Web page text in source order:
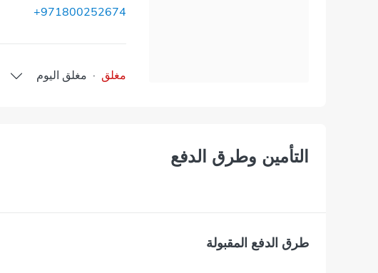
+971800252674
مغلق · مغلق اليوم
التأمين وطرق الدفع
طرق الدفع المقبولة